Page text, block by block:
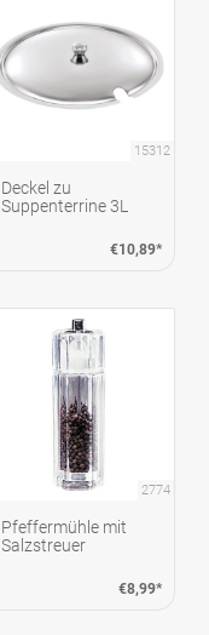
15312
Deckel zu
Suppenterrine 3L
€10,89*
2774
Pfeffermühle mit
Salzstreuer
€8,99*